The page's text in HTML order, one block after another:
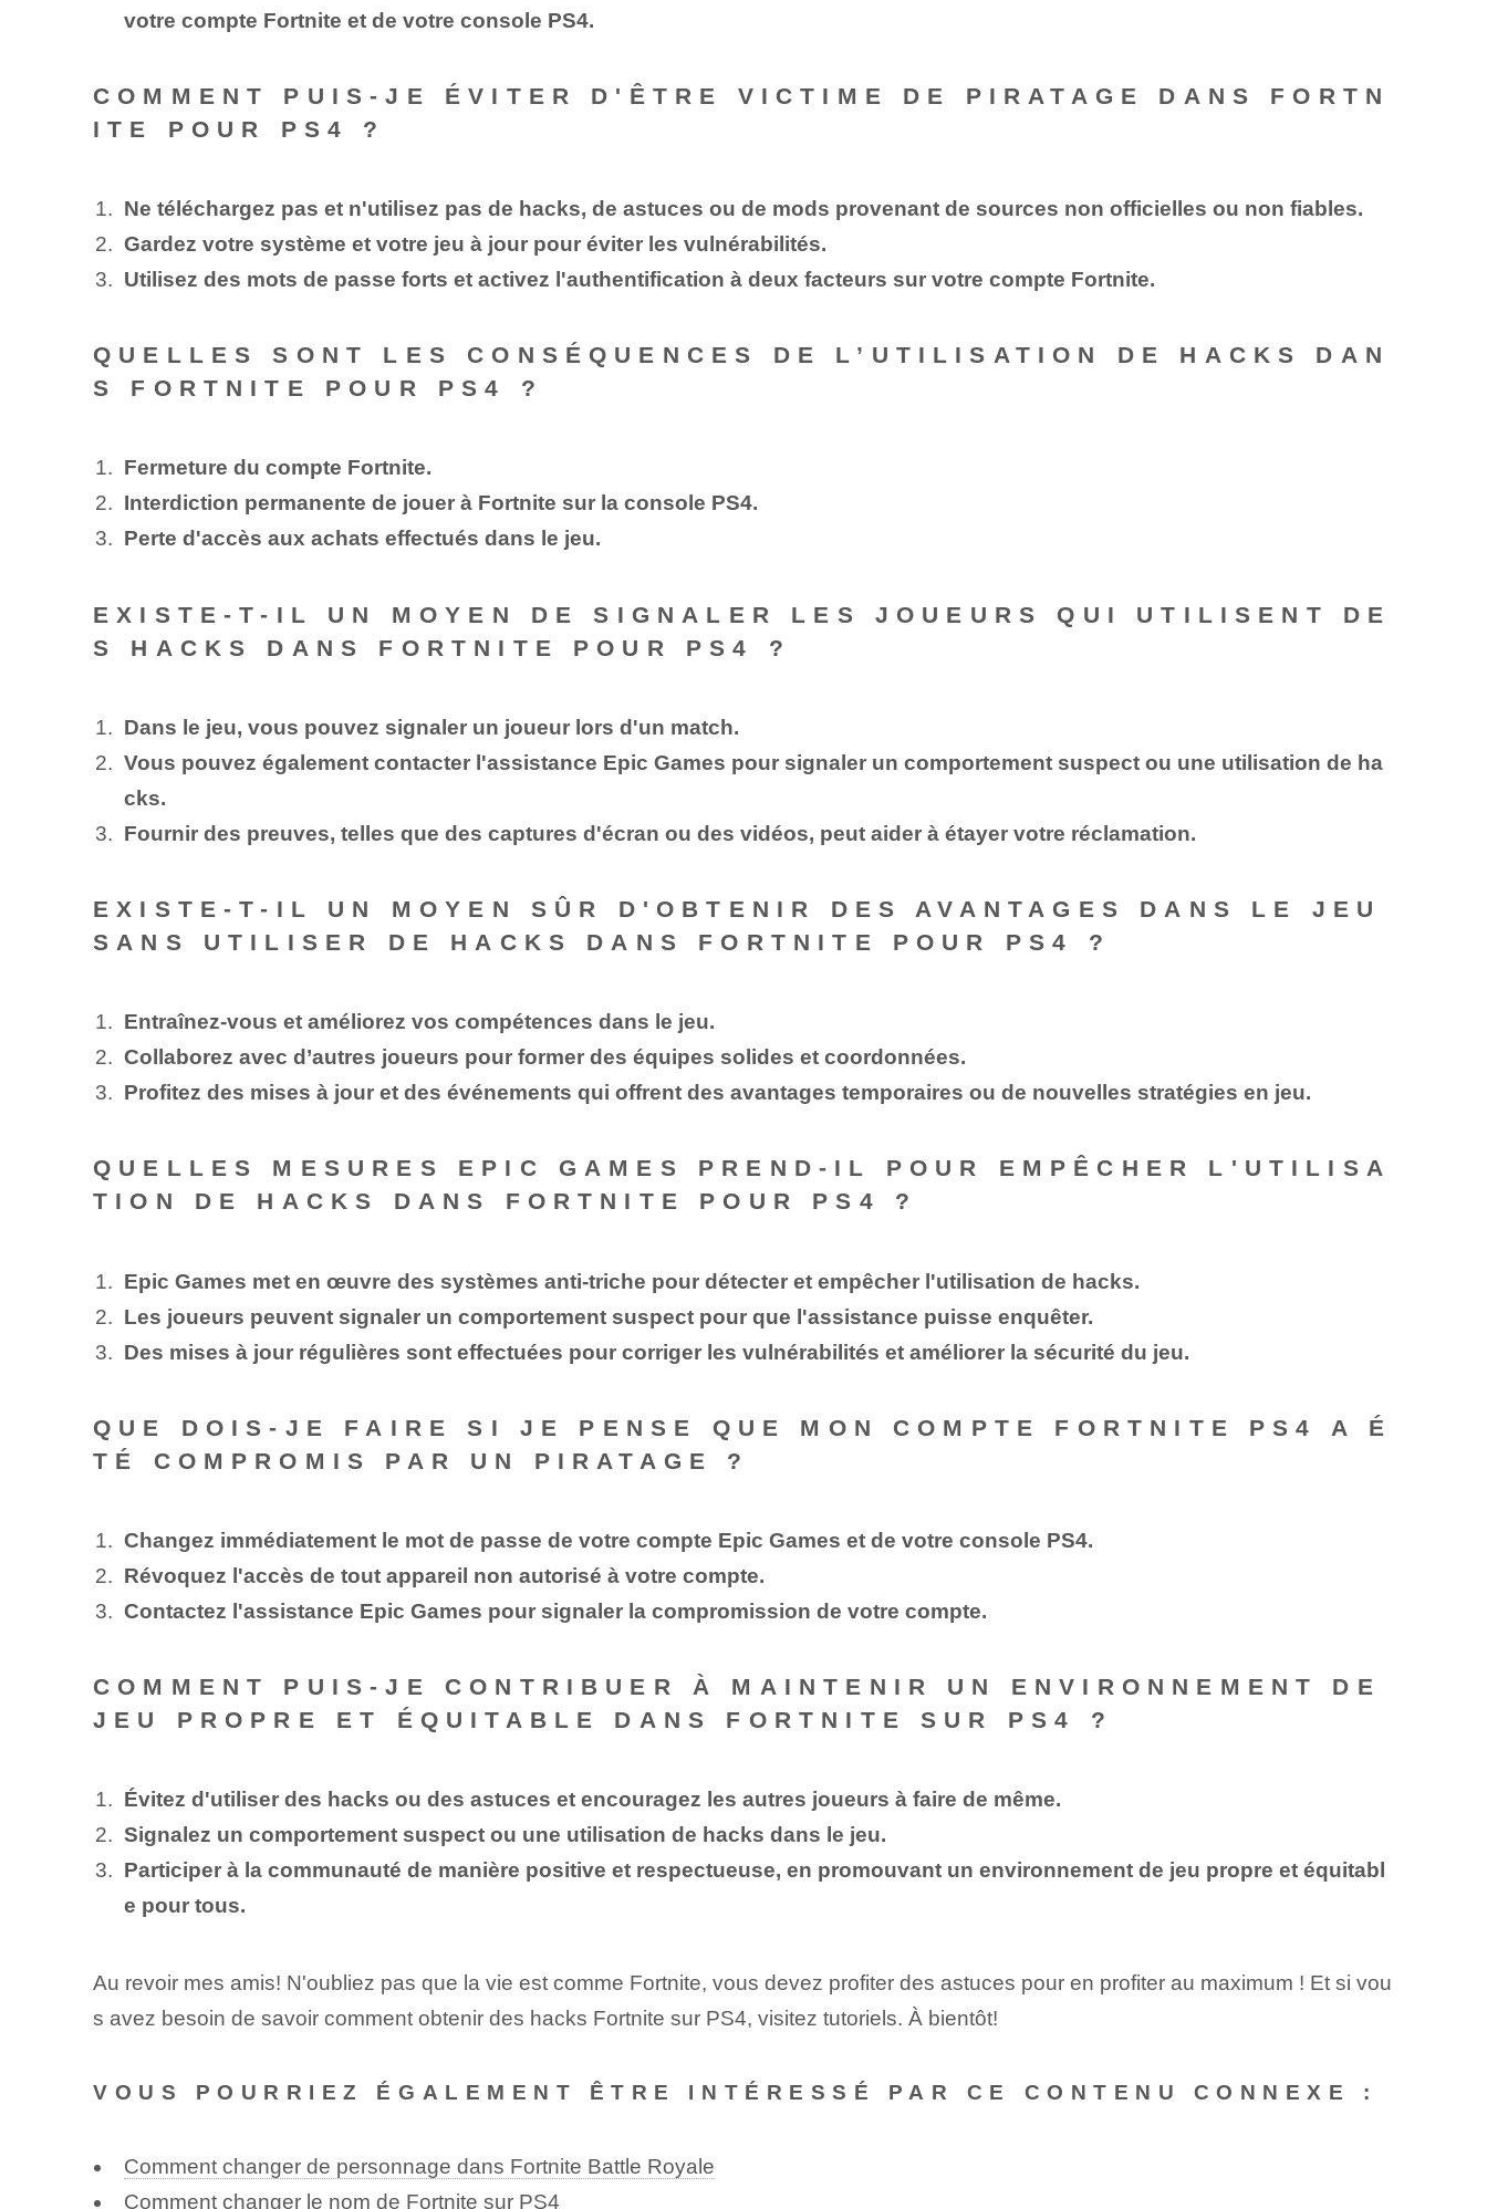
votre compte Fortnite et de votre console PS4.
COMMENT PUIS-JE ÉVITER D'ÊTRE VICTIME DE PIRATAGE DANS FORTN
ITE POUR PS4 ?
Ne téléchargez pas et n'utilisez pas de hacks, de astuces ou de mods provenant de sources non officielles ou non fiables.
Gardez votre système et votre jeu à jour pour éviter les vulnérabilités.
Utilisez des mots de passe forts et activez l'authentification à deux facteurs sur votre compte Fortnite.
QUELLES SONT LES CONSÉQUENCES DE L’UTILISATION DE HACKS DAN
S FORTNITE POUR PS4 ?
Fermeture du compte Fortnite.
Interdiction permanente de jouer à Fortnite sur la console PS4.
Perte d'accès aux achats effectués dans le jeu.
EXISTE-T-IL UN MOYEN DE SIGNALER LES JOUEURS QUI UTILISENT DE
S HACKS DANS FORTNITE POUR PS4 ?
Dans le jeu, vous pouvez signaler un joueur lors d'un match.
Vous pouvez également contacter l'assistance Epic Games pour signaler un comportement suspect ou une utilisation de ha
cks.
Fournir des preuves, telles que des captures d'écran ou des vidéos, peut aider à étayer votre réclamation.
EXISTE-T-IL UN MOYEN SÛR D'OBTENIR DES AVANTAGES DANS LE JEU
SANS UTILISER DE HACKS DANS FORTNITE POUR PS4 ?
Entraînez-vous et améliorez vos compétences dans le jeu.
Collaborez avec d’autres joueurs pour former des équipes solides et coordonnées.
Profitez des mises à jour et des événements qui offrent des avantages temporaires ou de nouvelles stratégies en jeu.
QUELLES MESURES EPIC GAMES PREND-IL POUR EMPÊCHER L'UTILISA
TION DE HACKS DANS FORTNITE POUR PS4 ?
Epic Games met en œuvre des systèmes anti-triche pour détecter et empêcher l'utilisation de hacks.
Les joueurs peuvent signaler un comportement suspect pour que l'assistance puisse enquêter.
Des mises à jour régulières sont effectuées pour corriger les vulnérabilités et améliorer la sécurité du jeu.
QUE DOIS-JE FAIRE SI JE PENSE QUE MON COMPTE FORTNITE PS4 A É
TÉ COMPROMIS PAR UN PIRATAGE ?
Changez immédiatement le mot de passe de votre compte Epic Games et de votre console PS4.
Révoquez l'accès de tout appareil non autorisé à votre compte.
Contactez l'assistance Epic Games pour signaler la compromission de votre compte.
COMMENT PUIS-JE CONTRIBUER À MAINTENIR UN ENVIRONNEMENT DE
JEU PROPRE ET ÉQUITABLE DANS FORTNITE SUR PS4 ?
Évitez d'utiliser des hacks ou des astuces et encouragez les autres joueurs à faire de même.
Signalez un comportement suspect ou une utilisation de hacks dans le jeu.
Participer à la communauté de manière positive et respectueuse, en promouvant un environnement de jeu propre et équitabl
e pour tous.
Au revoir mes amis! N'oubliez pas que la vie est comme Fortnite, vous devez profiter des astuces pour en profiter au maximum ! Et si vou
s avez besoin de savoir comment obtenir des hacks Fortnite sur PS4, visitez tutoriels. À bientôt!
VOUS POURRIEZ ÉGALEMENT ÊTRE INTÉRESSÉ PAR CE CONTENU CONNEXE :
Comment changer de personnage dans Fortnite Battle Royale
Comment changer le nom de Fortnite sur PS4